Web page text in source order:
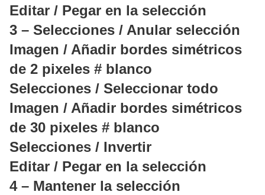
Editar / Pegar en la selección
3 – Selecciones / Anular selección
Imagen / Añadir bordes simétricos
de 2 pixeles # blanco
Selecciones / Seleccionar todo
Imagen / Añadir bordes simétricos
de 30 pixeles # blanco
Selecciones / Invertir
Editar / Pegar en la selección
4 – Mantener la selección